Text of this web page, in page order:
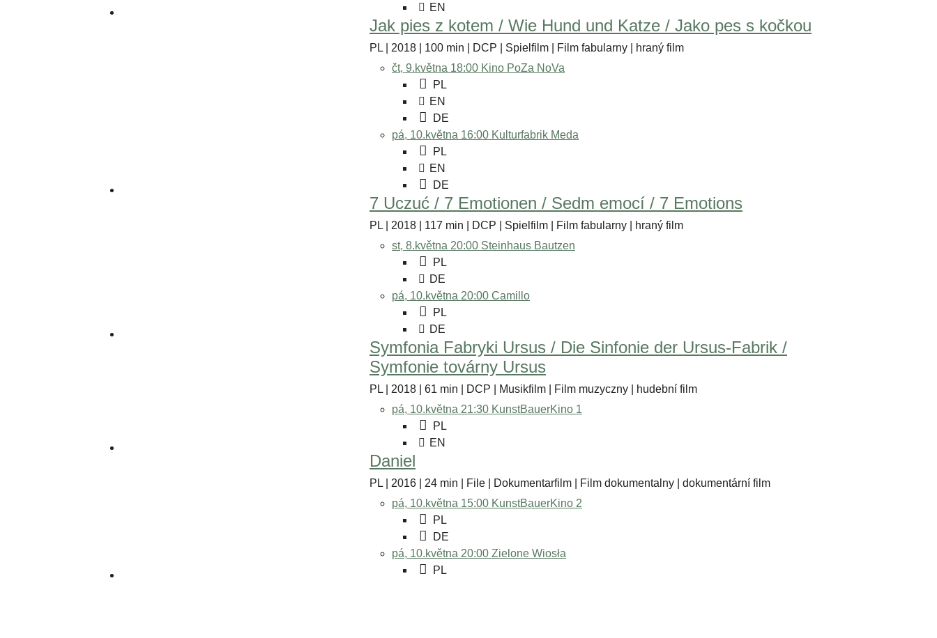
EN
Jak pies z kotem / Wie Hund und Katze / Jako pes s kočkou
PL | 2018 | 100 min | DCP | Spielfilm | Film fabularny | hraný film
čt, 9.května 18:00 Kino PoZa NoVa
PL
EN
DE
pá, 10.května 16:00 Kulturfabrik Meda
PL
EN
DE
7 Uczuć / 7 Emotionen / Sedm emocí / 7 Emotions
PL | 2018 | 117 min | DCP | Spielfilm | Film fabularny | hraný film
st, 8.května 20:00 Steinhaus Bautzen
PL
DE
pá, 10.května 20:00 Camillo
PL
DE
Symfonia Fabryki Ursus / Die Sinfonie der Ursus-Fabrik /
Symfonie továrny Ursus
PL | 2018 | 61 min | DCP | Musikfilm | Film muzyczny | hudební film
pá, 10.května 21:30 KunstBauerKino 1
PL
EN
Daniel
PL | 2016 | 24 min | File | Dokumentarfilm | Film dokumentalny | dokumentární film
pá, 10.května 15:00 KunstBauerKino 2
PL
DE
pá, 10.května 20:00 Zielone Wiosła
PL